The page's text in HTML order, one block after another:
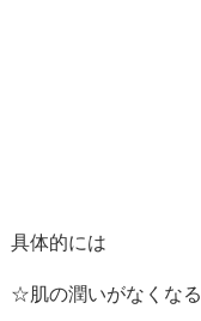
具体的には
☆肌の潤いがなくなる